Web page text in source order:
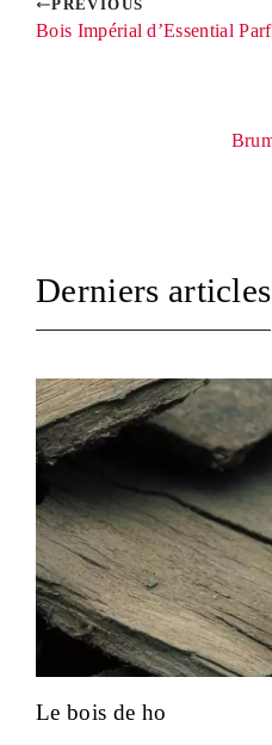
PREVIOUS
Bois Impérial d’Essential
Derniers articles
Le bois de ho